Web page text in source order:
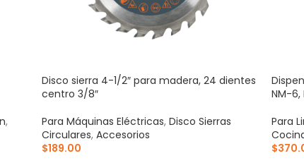
,
Disco sierra 4-1/2″ para madera, 24 dientes
centro 3/8″
Para Máquinas Eléctricas, Disco Sierras
Circulares, Accesorios
$189.00
NM-6,
Para
$